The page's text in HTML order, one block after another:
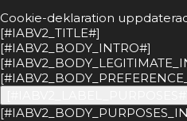
Cookie-deklaration
[#IABV2_TITLE#]
[#IABV2_BODY_INTRO#]